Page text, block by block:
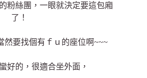
粉絲團，一眼就決定要這包廂
了！
然要找個有ｆｕ的座位啊~~~
好的，很適合坐外面，